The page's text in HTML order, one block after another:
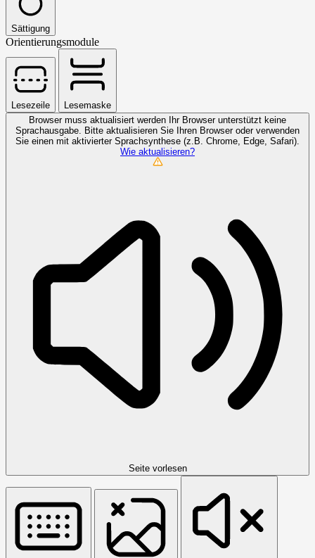
Sättigung
Orientierungsmodule
Lesezeile
Lesemaske
Browser muss aktualisiert werden
Ihr Browser unterstützt keine
Sprachausgabe. Bitte aktualisieren Sie Ihren Browser oder verwenden
Sie einen mit aktivierter Sprachsynthese (z.B. Chrome, Edge, Safari).
Wie aktualisieren?
Seite vorlesen